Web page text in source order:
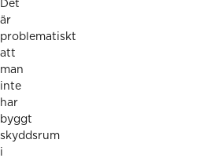
Det
är
problematiskt
att
man
inte
har
byggt
skyddsrum
i